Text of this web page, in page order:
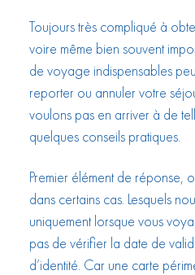
Toujours très compliqué à
voire même bien souvent
de voyage indispensables
reporter ou annuler votre
voulons pas en arriver à de
quelques conseils pratiques.
Premier élément de réponse,
dans certains cas. Lesquels
uniquement lorsque vous
pas de vérifier la date de
d’identité. Car une carte